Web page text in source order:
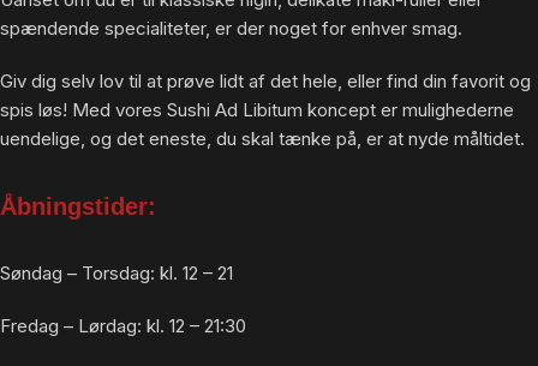
spændende specialiteter, er der noget for enhver smag.
Giv dig selv lov til at prøve lidt af det hele, eller find din favorit og
spis løs! Med vores Sushi Ad Libitum koncept er mulighederne
uendelige, og det eneste, du skal tænke på, er at nyde måltidet.
Åbningstider:
Søndag – Torsdag: kl. 12 – 21
Fredag – Lørdag: kl. 12 – 21:30